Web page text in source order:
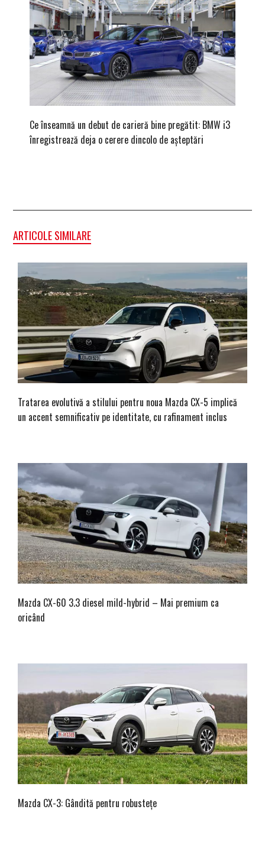
Ce înseamnă un debut de carieră bine pregătit: BMW i3
înregistrează deja o cerere dincolo de așteptări
ARTICOLE SIMILARE
Tratarea evolutivă a stilului pentru noua Mazda CX-5 implică
un accent semnificativ pe identitate, cu rafinament inclus
Mazda CX-60 3.3 diesel mild-hybrid – Mai premium ca
oricând
Mazda CX-3: Gândită pentru robustețe